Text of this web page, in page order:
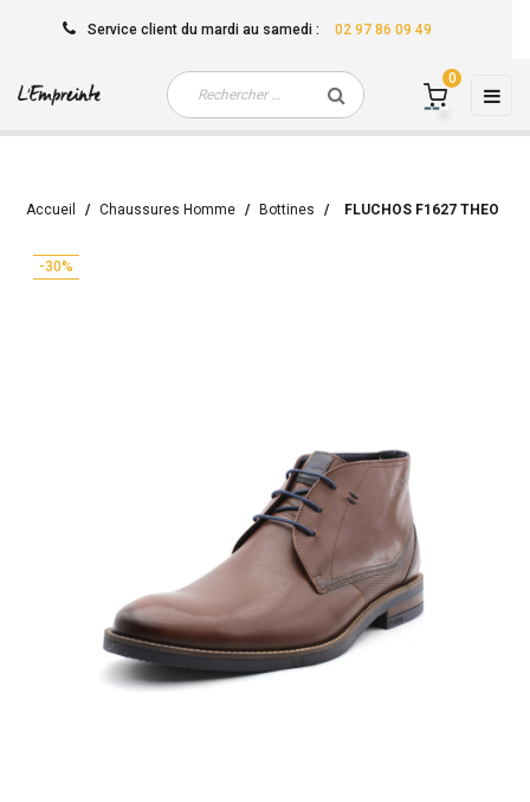
Service client du mardi au samedi : 02 97 86 09 49
☰
0
Accueil Chaussures Homme Bottines FLUCHOS F1627 THEO
-30%